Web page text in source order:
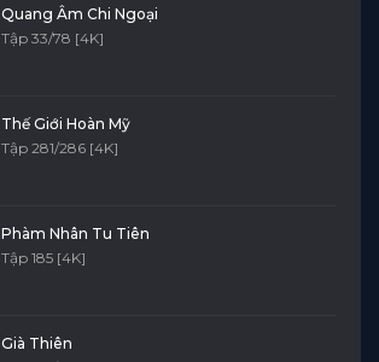
Quang Âm Chi Ngoại
Tập 33/78 [4K]
Thế Giới Hoàn Mỹ
Tập 281/286 [4K]
Phàm Nhân Tu Tiên
Tập 185 [4K]
Già Thiên